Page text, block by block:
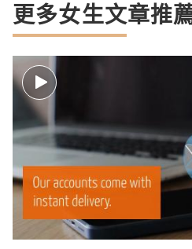
更多女生文章推